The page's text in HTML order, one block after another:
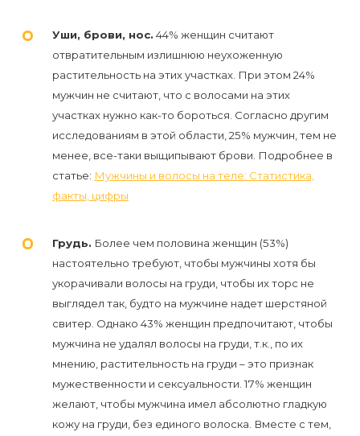
депиляции
сахаром
Виды
воска
депиляция?
Уши, брови, нос. 44% женщин считают
отвратительным излишнюю неухоженную
растительность на этих участках. При этом 24%
мужчин не считают, что с волосами на этих
участках нужно как-то бороться. Согласно другим
исследованиям в этой области, 25% мужчин, тем не
менее, все-таки выщипывают брови. Подробнее в
статье: Мужчины и волосы на теле: Статистика,
факты, цифры
Грудь. Более чем половина женщин (53%)
настоятельно требуют, чтобы мужчины хотя бы
укорачивали волосы на груди, чтобы их торс не
выглядел так, будто на мужчине надет шерстяной
свитер. Однако 43% женщин предпочитают, чтобы
мужчина не удалял волосы на груди, т.к., по их
мнению, растительность на груди – это признак
мужественности и сексуальности. 17% женщин
желают, чтобы мужчина имел абсолютно гладкую
кожу на груди, без единого волоска. Вместе с тем,